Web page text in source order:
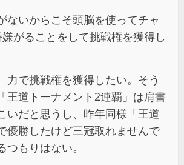
ないからこそ頭脳を使ってチャ
がることをして挑戦権を獲得し
力で挑戦権を獲得したい。そう
王道トーナメント2連覇」は肩書
いだと思うし、昨年同様「王道
優勝したけど三冠取れませんで
つもりはない。